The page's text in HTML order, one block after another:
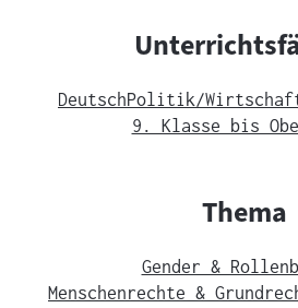
DeutschPolitik/
9. Klasse bis
Thema
Gender &
Menschenrechte &